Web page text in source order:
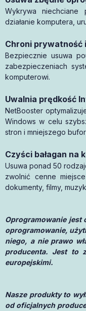
Wykrywa niechciane
działanie komputera,
Chroni prywatność
Bezpiecznie usuwa
zabezpieczeniach
komputerowi.
Uwalnia prędkość
NetBooster
Windows w celu
stron i mniejszego
Czyści bałagan na
Usuwa ponad 50
zwolnić cenne
dokumenty, filmy,
Oprogramowanie jest
oprogramowanie,
niego, a nie prawo
producenta. Jest to
europejskimi.
Nasze produkty to
od oficjalnych